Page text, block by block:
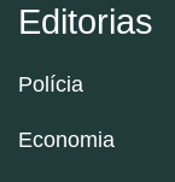
Editorias
Polícia
Economia